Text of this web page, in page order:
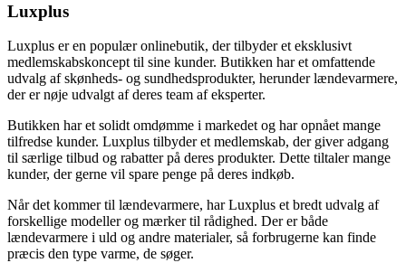
Luxplus
Luxplus er en populær onlinebutik, der tilbyder et eksklusivt
medlemskabskoncept til sine kunder. Butikken har et omfattende
udvalg af skønheds- og sundhedsprodukter, herunder lændevarmere,
der er nøje udvalgt af deres team af eksperter.
Butikken har et solidt omdømme i markedet og har opnået mange
tilfredse kunder. Luxplus tilbyder et medlemskab, der giver adgang
til særlige tilbud og rabatter på deres produkter. Dette tiltaler mange
kunder, der gerne vil spare penge på deres indkøb.
Når det kommer til lændevarmere, har Luxplus et bredt udvalg af
forskellige modeller og mærker til rådighed. Der er både
lændevarmere i uld og andre materialer, så forbrugerne kan finde
præcis den type varme, de søger.